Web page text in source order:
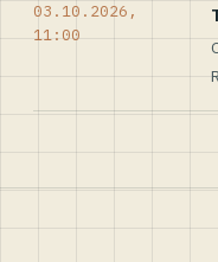
03.10.2026,
11:00